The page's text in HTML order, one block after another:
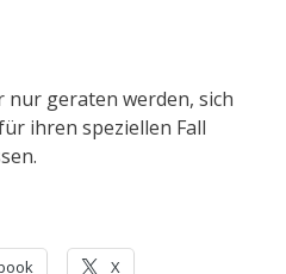
geraten werden, sich
ihren speziellen Fall
X